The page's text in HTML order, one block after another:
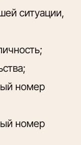
ситуации,
номер
номер